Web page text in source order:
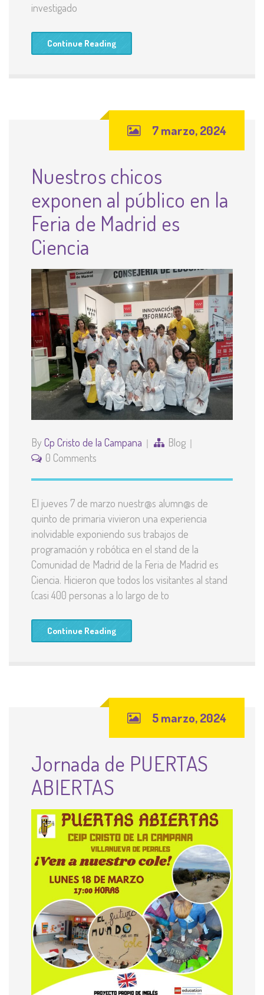
investigado
Continue Reading
7 marzo, 2024
Nuestros chicos
exponen al público en la
Feria de Madrid es
Ciencia
By Cp Cristo de la Campana
Blog
0 Comments
El jueves 7 de marzo nuestr@s alumn@s de
quinto de primaria vivieron una experiencia
inolvidable exponiendo sus trabajos de
programación y robótica en el stand de la
Comunidad de Madrid de la Feria de Madrid es
Ciencia. Hicieron que todos los visitantes al stand
(casi 400 personas a lo largo de to
Continue Reading
5 marzo, 2024
Jornada de PUERTAS
ABIERTAS